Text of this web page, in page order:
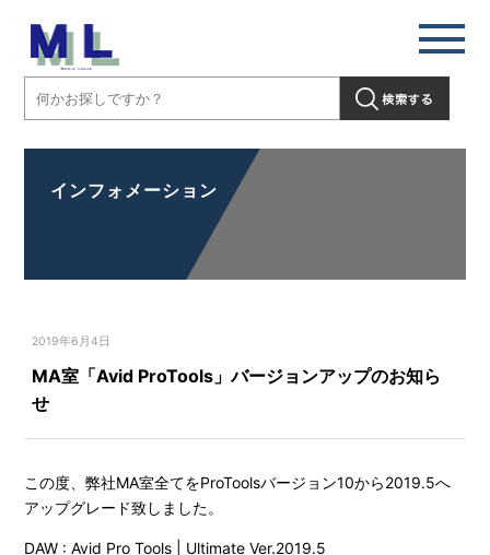
インフォメーション
2019年6月4日
MA室「Avid ProTools」バージョンアップのお知ら
せ
この度、弊社MA室全てをProToolsバージョン10から2019.5へ
アップグレード致しました。
DAW : Avid Pro Tools | Ultimate Ver.2019.5